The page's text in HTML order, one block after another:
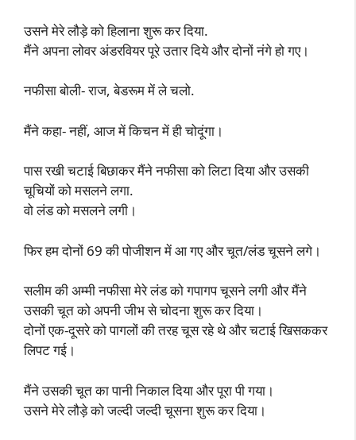
उसने मेरे लौड़े को हिलाना शुरू कर दिया.
मैंने अपना लोवर अंडरवियर पूरे उतार दिये और दोनों नंगे हो गए।
नफीसा बोली- राज, बेडरूम में ले चलो.
मैंने कहा- नहीं, आज में किचन में ही चोदूंगा।
पास रखी चटाई बिछाकर मैंने नफीसा को लिटा दिया और उसकी
चूचियों को मसलने लगा.
वो लंड को मसलने लगी।
फिर हम दोनों 69 की पोजीशन में आ गए और चूत/लंड चूसने लगे।
सलीम की अम्मी नफीसा मेरे लंड को गपागप चूसने लगी और मैंने
उसकी चूत को अपनी जीभ से चोदना शुरू कर दिया।
दोनों एक-दूसरे को पागलों की तरह चूस रहे थे और चटाई खिसककर
लिपट गई।
मैंने उसकी चूत का पानी निकाल दिया और पूरा पी गया।
उसने मेरे लौड़े को जल्दी जल्दी चूसना शुरू कर दिया।